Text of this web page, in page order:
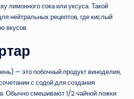
лимонного сока или уксуса. Такой
нейтральных рецептов, где кислый
вкусов.
— это побочный продукт виноделия,
с содой для создания
Обычно смешивают 1/2 чайной ложки